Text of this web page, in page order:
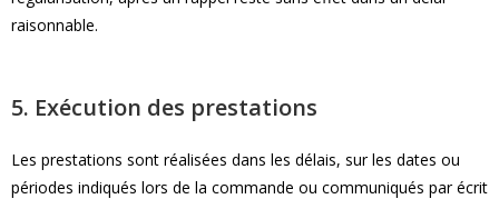
raisonnable.
5. Exécution des prestations
Les prestations sont réalisées dans les délais, sur les dates ou
périodes indiqués lors de la commande ou communiqués par écrit